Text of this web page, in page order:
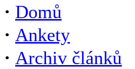
· Domů
· Ankety
· Archiv článků